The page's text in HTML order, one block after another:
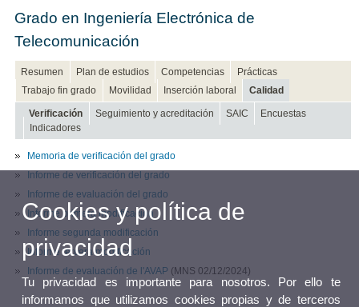
Grado en Ingeniería Electrónica de
Telecomunicación
Resumen Plan de estudios Competencias
Prácticas
Trabajo fin grado
Movilidad Inserción laboral Calidad
Verificación Seguimiento y acreditación SAIC
Encuestas
Indicadores
Memoria de verificación del grado
Informe de verificación del grado
Informe de evaluación del grado
Informe primera modificación
Informe segunda modificación
Informe tercera modificación
Informe de evaluación de l'AVAP (MNS 02/12/2024)
Cookies y política de
privacidad
Tu privacidad es importante para nosotros. Por ello te
informamos que utilizamos cookies propias y de terceros